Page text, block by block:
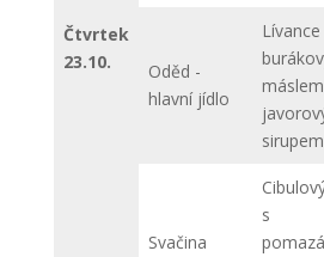
Čtvrtek
23.10.
Oděd -
hlavní jídlo
Lívance
sirupem
Svačina
s